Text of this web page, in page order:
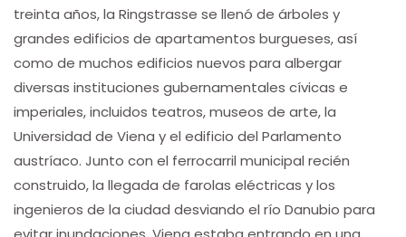
treinta años, la Ringstrasse se llenó de árboles y
grandes edificios de apartamentos burgueses, así
como de muchos edificios nuevos para albergar
diversas instituciones gubernamentales cívicas e
imperiales, incluidos teatros, museos de arte, la
Universidad de Viena y el edificio del Parlamento
austríaco. Junto con el ferrocarril municipal recién
construido, la llegada de farolas eléctricas y los
ingenieros de la ciudad desviando el río Danubio para